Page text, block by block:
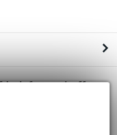
+ koffer +